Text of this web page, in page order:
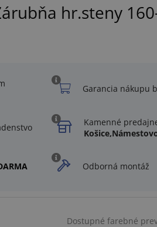
hr.steny
Garancia nákupu
Kamenné
Košice,
Odborná montáž
Dostupné farebné